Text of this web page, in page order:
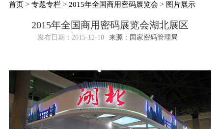
首页> 专题专栏> 2015年全国商用密码展览会 > 图片展示
2015年全国商用密码展览会湖北展区
发布日期： 2015-12-10 来源：国家密码管理局